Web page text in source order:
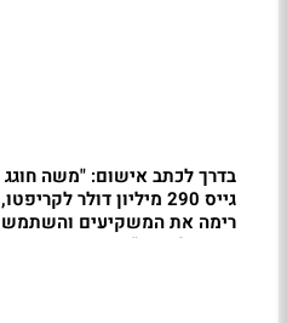
בדרך לכתב אישום: "משה חוגג
גייס 290 מיליון דולר לקריפטו,
רימה את המשקיעים והשתמש
בכסף לצרכיו"